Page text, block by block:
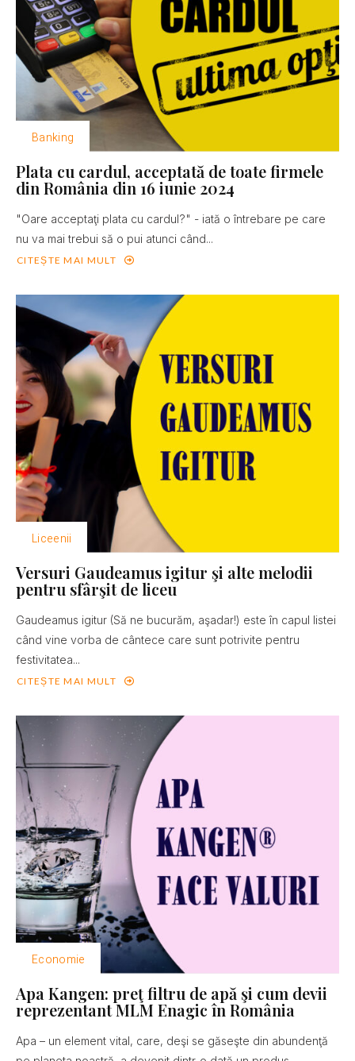
Banking
Plata cu cardul, acceptată de toate firmele
din România din 16 iunie 2024
"Oare acceptaţi plata cu cardul?" - iată o întrebare pe care
nu va mai trebui să o pui atunci când...
CITEȘTE MAI MULT
Liceenii
Versuri Gaudeamus igitur şi alte melodii
pentru sfârşit de liceu
Gaudeamus igitur (Să ne bucurăm, aşadar!) este în capul listei
când vine vorba de cântece care sunt potrivite pentru
festivitatea...
CITEȘTE MAI MULT
Economie
Apa Kangen: preţ filtru de apă şi cum devii
reprezentant MLM Enagic în România
Apa – un element vital, care, deşi se găseşte din abundenţă